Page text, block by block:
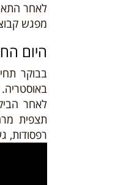
לאחר
מפגש
היום
בבוקר
לאחר
תצפית
רפסודות,